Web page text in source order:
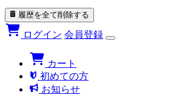
履歴を全て削除する
ログイン 会員登録
カート
初めての方
お知らせ